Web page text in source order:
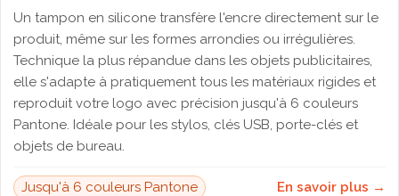
Un tampon en silicone transfère l'encre directement sur le
produit, même sur les formes arrondies ou irrégulières.
Technique la plus répandue dans les objets publicitaires,
elle s'adapte à pratiquement tous les matériaux rigides et
reproduit votre logo avec précision jusqu'à 6 couleurs
Pantone. Idéale pour les stylos, clés USB, porte-clés et
objets de bureau.
Jusqu'à 6 couleurs Pantone En savoir plus →